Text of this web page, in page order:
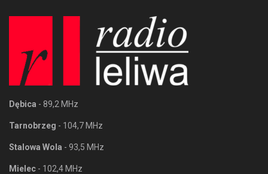
Dębica - 89,2 MHz
Tarnobrzeg - 104,7 MHz
Stalowa Wola - 93,5 MHz
Mielec - 102,4 MHz